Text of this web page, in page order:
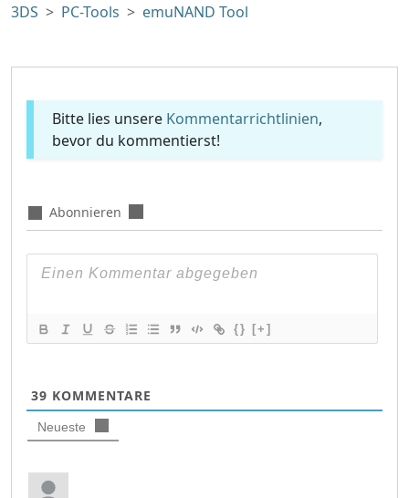
3DS PC-Tools emuNAND Tool
Bitte lies unsere Kommentarrichtlinien,
bevor du kommentierst!
Abonnieren
{} [+]
39 KOMMENTARE
Neueste